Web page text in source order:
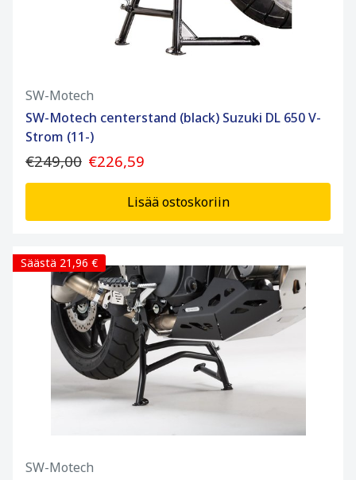
SW-Motech
SW-Motech centerstand (black) Suzuki DL 650 V-
Strom (11-)
€249,00 €226,59
Lisää ostoskoriin
Säästä 21,96 €
SW-Motech